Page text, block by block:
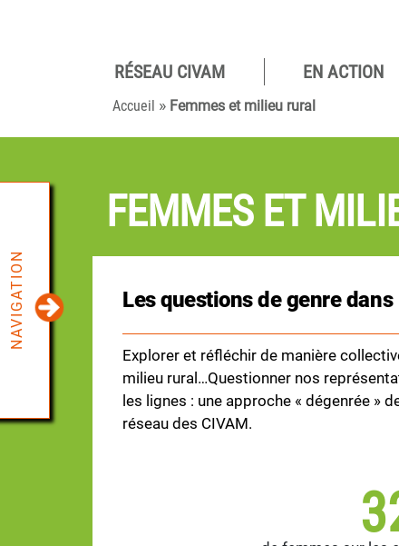
Pour des
RÉSEAU CIVAM EN ACTION
Accueil » Femmes et milieu rural
FEMMES ET
Les questions de genre
Explorer et réfléchir de manière
milieu rural…Questionner nos
les lignes : une approche « dégenrée »
réseau des CIVAM.
NAVIGATION